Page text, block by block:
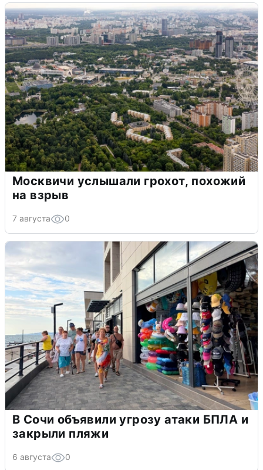
Москвичи услышали грохот, похожий
на взрыв
7 августа 0
В Сочи объявили угрозу атаки БПЛА и
закрыли пляжи
6 августа 0